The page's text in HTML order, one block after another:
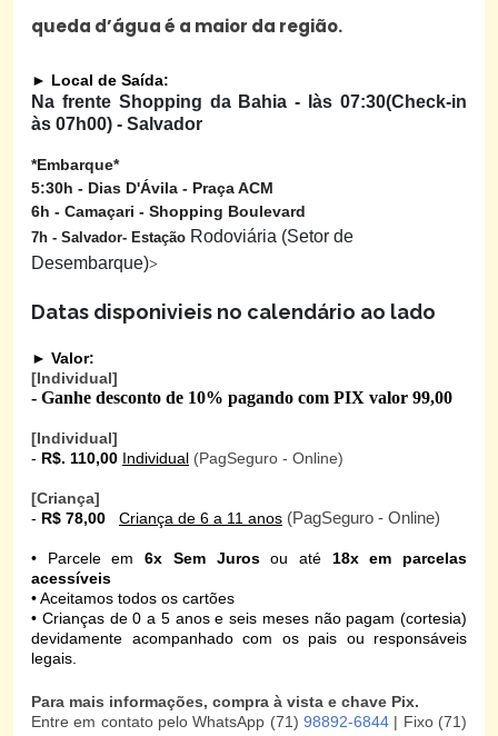
queda d’água é a maior da região.
► Local de Saída:
Na frente Shopping da Bahia - Iàs 07:30(Check-in
às 07h00) - Salvador
*Embarque*
5:30h - Dias D'Ávila - Praça ACM
6h - Camaçari - Shopping Boulevard
7h - Salvador- Estação Rodoviária (Setor de
Desembarque)>
Datas disponivieis no calendário ao lado
► Valor:
[Individual]
- Ganhe desconto de 10% pagando com PIX valor 99,00
[Individual]
- R$. 110,00 Individual (PagSeguro - Online)
[Criança]
- R$ 78,00 Criança de 6 a 11 anos (PagSeguro - Online)
• Parcele em6x Sem Jurosou até 18x em parcelas
acessíveis
• Aceitamos todos os cartões
• Crianças de 0 a 5 anos e seis meses não pagam (cortesia)
devidamente acompanhado com os pais ou responsáveis
legais.
Para mais informações, compra à vista e chave Pix.
Entre em contato pelo WhatsApp (71) 98892-6844 | Fixo (71)